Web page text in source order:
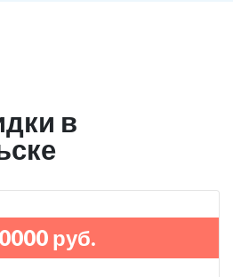
в
руб.